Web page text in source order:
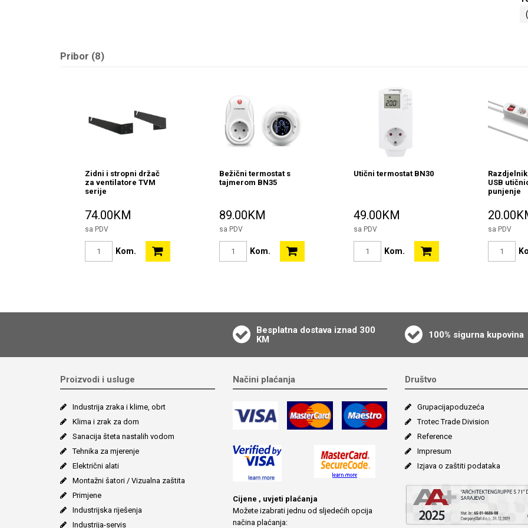
Pribor (8)
Zidni i stropni držač
za ventilatore TVM
serije
74.00KM
sa PDV
Kom.
Bežični termostat s
tajmerom BN35
89.00KM
sa PDV
Kom.
Utični termostat BN30
49.00KM
sa PDV
Kom.
Razdjelnik
USB
punjenje
sa PDV
Besplatna dostava iznad 300
KM
100% sigurna kupovina
Proizvodi i usluge
Industrija zraka i klime, obrt
Klima i zrak za dom
Sanacija šteta nastalih vodom
Tehnika za mjerenje
Električni alati
Montažni šatori / Vizualna zaštita
Primjene
Industrijska riješenja
Industrija-servis
Načini plaćanja
Cijene , uvjeti plaćanja
Možete izabrati jednu od sljedećih opcija
načina plaćanja:
Društvo
Grupacija­poduzeća
Trotec Trade Division
Reference
Impresum
Izjava o zaštiti podataka